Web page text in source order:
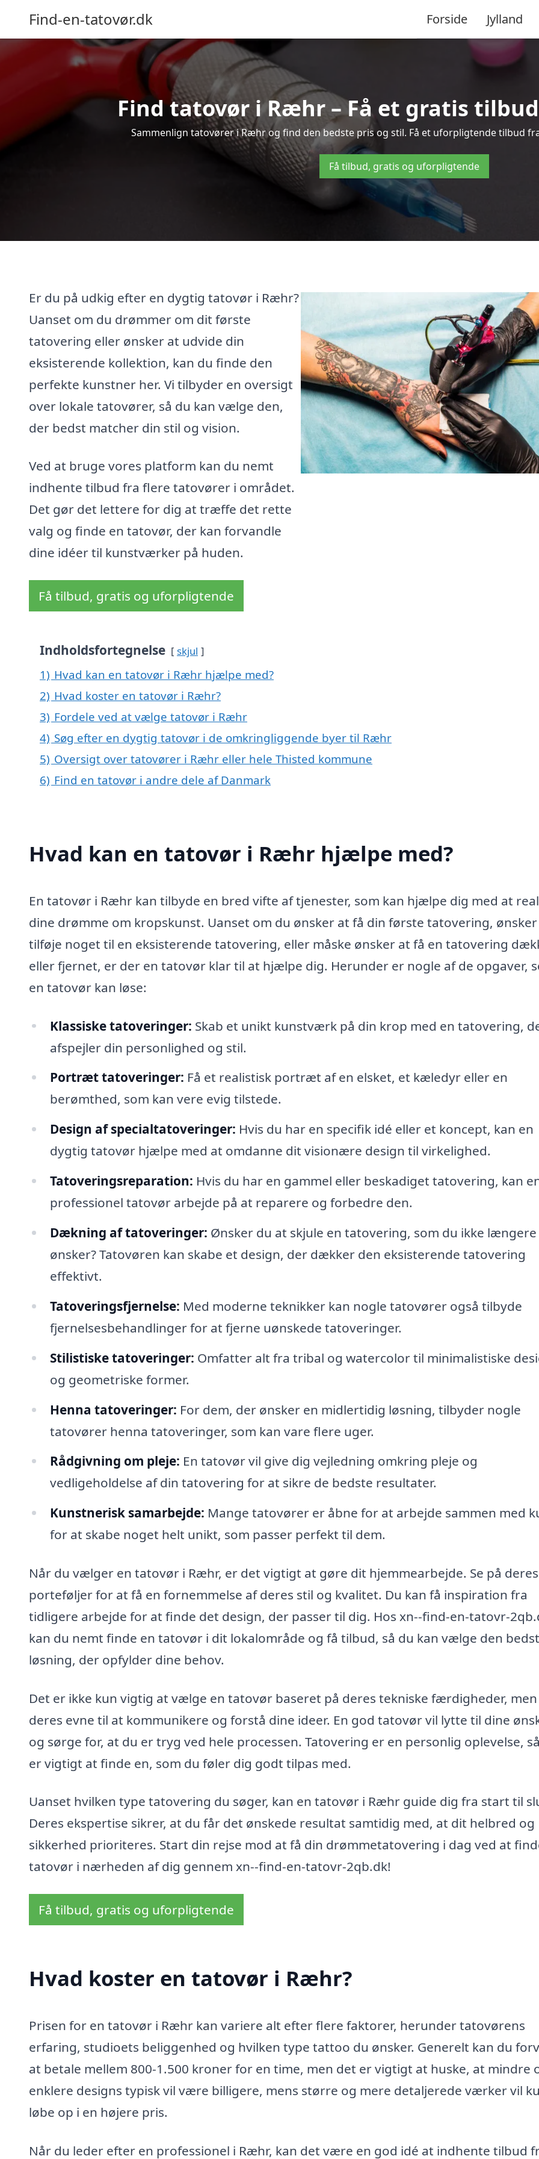
Find-en-tatovør.dk Forside Jylland
Find tatovør i Ræhr – Få et gratis
Sammenlign tatovører i Ræhr og find den bedste pris og stil. Få et uforpligtende tilbud
Få tilbud, gratis og uforpligtende
Er du på udkig efter en dygtig tatovør i Ræhr?
Uanset om du drømmer om dit første
tatovering eller ønsker at udvide din
eksisterende kollektion, kan du finde den
perfekte kunstner her. Vi tilbyder en oversigt
over lokale tatovører, så du kan vælge den,
der bedst matcher din stil og vision.
Ved at bruge vores platform kan du nemt
indhente tilbud fra flere tatovører i området.
Det gør det lettere for dig at træffe det rette
valg og finde en tatovør, der kan forvandle
dine idéer til kunstværker på huden.
Få tilbud, gratis og uforpligtende
Indholdsfortegnelse skjul
1) Hvad kan en tatovør i Ræhr hjælpe med?
2) Hvad koster en tatovør i Ræhr?
3) Fordele ved at vælge tatovør i Ræhr
4) Søg efter en dygtig tatovør i de omkringliggende byer til Ræhr
5) Oversigt over tatovører i Ræhr eller hele Thisted kommune
6) Find en tatovør i andre dele af Danmark
Hvad kan en tatovør i Ræhr hjælpe med?
En tatovør i Ræhr kan tilbyde en bred vifte af tjenester, som kan hjælpe dig med at
dine drømme om kropskunst. Uanset om du ønsker at få din første tatovering,
tilføje noget til en eksisterende tatovering, eller måske ønsker at få en tatovering
eller fjernet, er der en tatovør klar til at hjælpe dig. Herunder er nogle af de opgaver,
en tatovør kan løse:
Klassiske tatoveringer: Skab et unikt kunstværk på din krop med en tatovering,
afspejler din personlighed og stil.
Portræt tatoveringer: Få et realistisk portræt af en elsket, et kæledyr eller en
berømthed, som kan vere evig tilstede.
Design af specialtatoveringer: Hvis du har en specifik idé eller et koncept, kan en
dygtig tatovør hjælpe med at omdanne dit visionære design til virkelighed.
Tatoveringsreparation: Hvis du har en gammel eller beskadiget tatovering, kan
professionel tatovør arbejde på at reparere og forbedre den.
Dækning af tatoveringer: Ønsker du at skjule en tatovering, som du ikke længere
ønsker? Tatovøren kan skabe et design, der dækker den eksisterende tatovering
effektivt.
Tatoveringsfjernelse: Med moderne teknikker kan nogle tatovører også tilbyde
fjernelsesbehandlinger for at fjerne uønskede tatoveringer.
Stilistiske tatoveringer: Omfatter alt fra tribal og watercolor til minimalistiske
og geometriske former.
Henna tatoveringer: For dem, der ønsker en midlertidig løsning, tilbyder nogle
tatovører henna tatoveringer, som kan vare flere uger.
Rådgivning om pleje: En tatovør vil give dig vejledning omkring pleje og
vedligeholdelse af din tatovering for at sikre de bedste resultater.
Kunstnerisk samarbejde: Mange tatovører er åbne for at arbejde sammen med
for at skabe noget helt unikt, som passer perfekt til dem.
Når du vælger en tatovør i Ræhr, er det vigtigt at gøre dit hjemmearbejde. Se på deres
porteføljer for at få en fornemmelse af deres stil og kvalitet. Du kan få inspiration fra
tidligere arbejde for at finde det design, der passer til dig. Hos xn--find-en-tatovr-
kan du nemt finde en tatovør i dit lokalområde og få tilbud, så du kan vælge den
løsning, der opfylder dine behov.
Det er ikke kun vigtig at vælge en tatovør baseret på deres tekniske færdigheder,
deres evne til at kommunikere og forstå dine ideer. En god tatovør vil lytte til dine
og sørge for, at du er tryg ved hele processen. Tatovering er en personlig oplevelse,
er vigtigt at finde en, som du føler dig godt tilpas med.
Uanset hvilken type tatovering du søger, kan en tatovør i Ræhr guide dig fra start til
Deres ekspertise sikrer, at du får det ønskede resultat samtidig med, at dit helbred og
sikkerhed prioriteres. Start din rejse mod at få din drømmetatovering i dag ved at
tatovør i nærheden af dig gennem xn--find-en-tatovr-2qb.dk!
Få tilbud, gratis og uforpligtende
Hvad koster en tatovør i Ræhr?
Prisen for en tatovør i Ræhr kan variere alt efter flere faktorer, herunder tatovørens
erfaring, studioets beliggenhed og hvilken type tattoo du ønsker. Generelt kan du
at betale mellem 800-1.500 kroner for en time, men det er vigtigt at huske, at mindre
enklere designs typisk vil være billigere, mens større og mere detaljerede værker vil
løbe op i en højere pris.
Når du leder efter en professionel i Ræhr, kan det være en god idé at indhente tilbud